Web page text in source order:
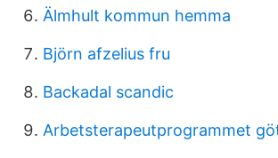
Älmhult kommun hemma
Björn afzelius fru
Backadal scandic
Arbetsterapeutprogrammet